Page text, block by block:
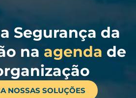
Segurança da
naagendade
NOSSAS SOLUÇÕES